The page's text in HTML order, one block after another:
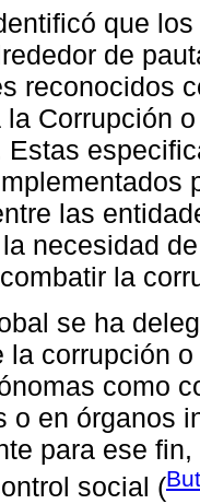
que
de
reconocidos
la Corrupción
Estas
las
necesidad
la
se ha
la corrupción
como
o en órganos
para ese
social (